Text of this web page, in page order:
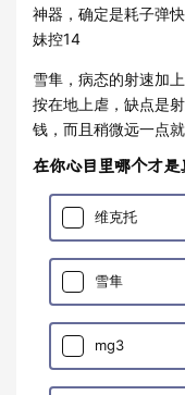
神器，确定是耗子弹
妹控14
雪隼，病态的射速加
按在地上虐，缺点是
钱，而且稍微远一点
在你心目里哪个才是
维克托
雪隼
mg3